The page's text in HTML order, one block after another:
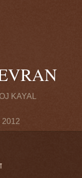
KAYAL
2012